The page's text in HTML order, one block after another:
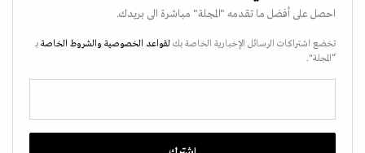
احصل على أفضل ما تقدمه "المجلة" مباشرة الى بريدك.
تخضع اشتراكات الرسائل الإخبارية الخاصة بك لقواعد الخصوصية والشروط الخاصة بـ
“المجلة".